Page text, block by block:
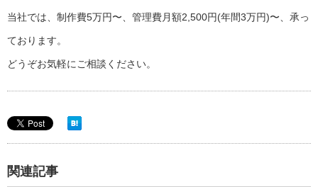
当社では、制作費5万円〜、管理費月額2,500円(年間3万円)〜、承っ
ております。
どうぞお気軽にご相談ください。
関連記事